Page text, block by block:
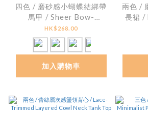
四色 / 磨砂感小蝴蝶結綁帶
馬甲 / Sheer Bow-
Patterned Tie-Front
Cami Top
HK$268.00
加入購物車
兩色 /
長裙 /